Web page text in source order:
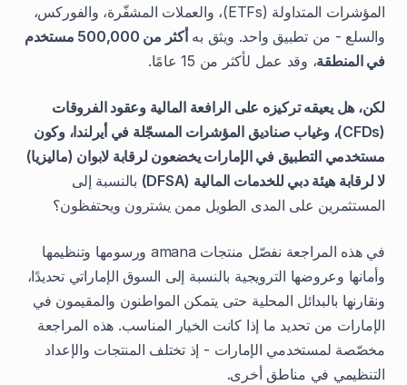
المؤشرات المتداولة (ETFs)، والعملات المشفّرة، والفوركس،
والسلع - من تطبيق واحد. ويثق به
أكثر من 500,000 مستخدم
في المنطقة، وقد عمل لأكثر من 15 عامًا.
لكن، هل يعيقه تركيزه على الرافعة المالية وعقود الفروقات
(CFDs)، وغياب صناديق المؤشرات المسجّلة في أيرلندا، وكون
مستخدمي التطبيق في الإمارات يخضعون لرقابة لابوان (ماليزيا)
لا لرقابة هيئة دبي للخدمات المالية (DFSA)
بالنسبة إلى
المستثمرين على المدى الطويل ممن يشترون ويحتفظون؟
في هذه المراجعة نفصّل منتجات amana ورسومها وتنظيمها
وأمانها وعروضها الترويجية بالنسبة إلى السوق الإماراتي تحديدًا،
ونقارنها بالبدائل المحلية حتى يتمكن المواطنون والمقيمون في
الإمارات من تحديد ما إذا كانت الخيار المناسب. هذه المراجعة
مخصّصة لمستخدمي الإمارات - إذ تختلف المنتجات والإعداد
التنظيمي في مناطق أخرى.